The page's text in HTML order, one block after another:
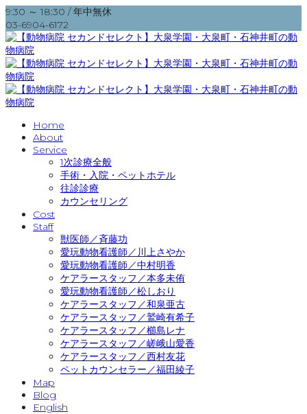
9:30 ～ 18:30 / 年中無休
03-6904-6172
Home
About
Service
1次診療全般
手術・入院・ペットホテル
往診診療
カウンセリング
Cost
Staff
獣医師／斉藤功
愛玩動物看護師／川上さやか
愛玩動物看護師／中村明香
ケアラースタッフ／本多未侑
愛玩動物看護師／松しおり
ケアラースタッフ／和泉亜古
ケアラースタッフ／鷲崎有希子
ケアラースタッフ／櫛島レナ
ケアラースタッフ／嵯峨山愛香
ケアラースタッフ／西村友花
ペットカウンセラー／福田綾子
Map
Blog
English